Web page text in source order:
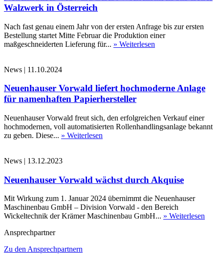
Walzwerk in Österreich
Nach fast genau einem Jahr von der ersten Anfrage bis zur ersten
Bestellung startet Mitte Februar die Produktion einer
maßgeschneiderten Lieferung für... » Weiterlesen
News | 11.10.2024
Neuenhauser Vorwald liefert hochmoderne Anlage
für namenhaften Papierhersteller
Neuenhauser Vorwald freut sich, den erfolgreichen Verkauf einer
hochmodernen, voll automatisierten Rollenhandlingsanlage bekannt
zu geben. Diese... » Weiterlesen
News | 13.12.2023
Neuenhauser Vorwald wächst durch Akquise
Mit Wirkung zum 1. Januar 2024 übernimmt die Neuenhauser
Maschinenbau GmbH – Division Vorwald - den Bereich
Wickeltechnik der Krämer Maschinenbau GmbH... » Weiterlesen
Ansprechpartner
Zu den Ansprechpartnern